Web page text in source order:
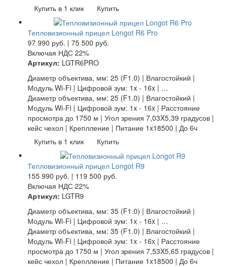
Купить в 1 клик
Купить
Тепловизионный прицел Longot R6 Pro
97 990 руб. | 75 500 руб.
Включая НДС 22%
Артикул: LGTR6PRO
Диаметр объектива, мм: 25 (F1.0) | Влагостойкий |
Модуль Wi-Fi | Цифровой зум: 1x - 16x | …
Диаметр объектива, мм: 25 (F1.0) | Влагостойкий |
Модуль Wi-Fi | Цифровой зум: 1x - 16x | Расстояние
просмотра до 1750 м | Угол зрения 7,03X5,39 градусов |
кейс чехол | Креплление | Питание 1x18500 | До 6ч
Купить в 1 клик
Купить
Тепловизионный прицел Longot R9
155 990 руб. | 119 500 руб.
Включая НДС 22%
Артикул: LGTR9
Диаметр объектива, мм: 35 (F1.0) | Влагостойкий |
Модуль Wi-Fi | Цифровой зум: 1x - 16x | …
Диаметр объектива, мм: 35 (F1.0) | Влагостойкий |
Модуль Wi-Fi | Цифровой зум: 1x - 16x | Расстояние
просмотра до 1750 м | Угол зрения 7,53X5,65 градусов |
кейс чехол | Креплление | Питание 1x18500 | До 6ч